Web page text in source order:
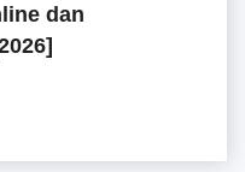
dan